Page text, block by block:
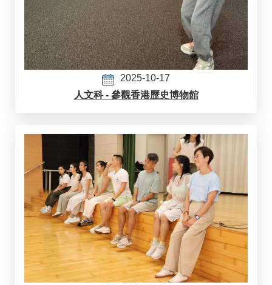
2025-10-17
人文科 - 參觀香港歷史博物館